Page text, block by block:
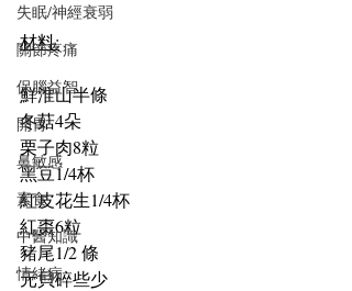
失眠/神經衰弱
關節疼痛
保腦益智
開胃
鼻敏感
素食
中醫知識
情緒病
材料:
鮮淮山半條
冬菇4朵
栗子肉8粒
黑豆1/4杯
紅皮花生1/4杯
紅棗6粒
豬尾1/2 條
元貝碎些少